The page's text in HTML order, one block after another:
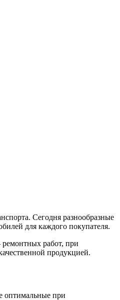
Сегодня разнообразные
для каждого покупателя.
ремонтных работ, при
продукцией.
оптимальные при